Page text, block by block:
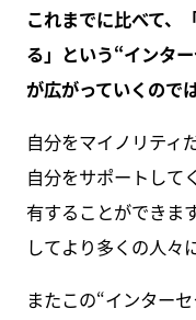
これまでに比べて、
る」という“インタ
が広がっていくので
自分をマイノリティ
自分をサポートして
有することができま
してより多くの人々
またこの“インター